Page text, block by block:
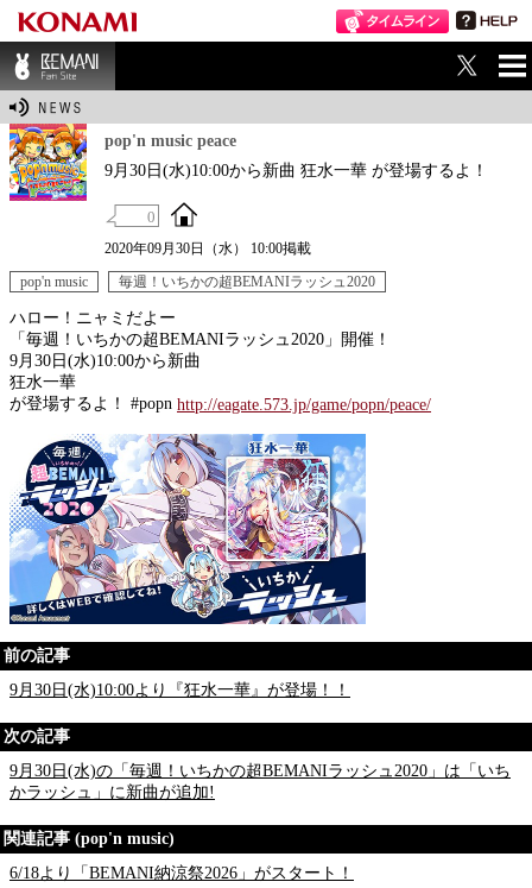
BEMANI Fan Sit
pop'n music peace
9月30日(水)10:00から新曲 狂水一華 が登場するよ！
0
2020年09月30日（水） 10:00掲載
pop'n music
毎週！いちかの超BEMANIラッシュ2020
ハロー！ニャミだよー
「毎週！いちかの超BEMANIラッシュ2020」開催！
9月30日(水)10:00から新曲
狂水一華
が登場するよ！ #popn http://eagate.573.jp/game/popn/peace/
前の記事
9月30日(水)10:00より『狂水一華』が登場！！
次の記事
9月30日(水)の「毎週！いちかの超BEMANIラッシュ2020」は「いち
かラッシュ」に新曲が追加!
関連記事 (pop'n music)
6/18より「BEMANI納涼祭2026」がスタート！